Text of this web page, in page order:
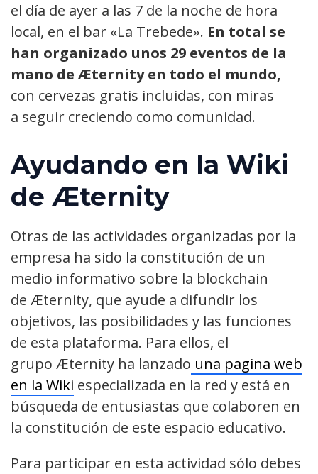
el día de ayer a las 7 de la noche de hora
local, en el bar «La Trebede». En total se
han organizado unos 29 eventos de la
mano de Æternity en todo el mundo,
con cervezas gratis incluidas, con miras
a seguir creciendo como comunidad.
Ayudando en la Wiki
de Æternity
Otras de las actividades organizadas por la
empresa ha sido la constitución de un
medio informativo sobre la blockchain
de Æternity, que ayude a difundir los
objetivos, las posibilidades y las funciones
de esta plataforma. Para ellos, el
grupo Æternity ha lanzado una pagina web
en la Wiki especializada en la red y está en
búsqueda de entusiastas que colaboren en
la constitución de este espacio educativo.
Para participar en esta actividad sólo debes